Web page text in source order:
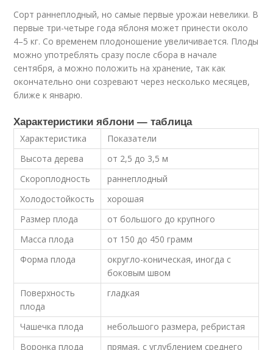
Сорт раннеплодный, но самые первые урожаи невелики. В
первые три-четыре года яблоня может принести около
4–5 кг. Со временем плодоношение увеличивается. Плоды
можно употреблять сразу после сбора в начале
сентября, а можно положить на хранение, так как
окончательно они созревают через несколько месяцев,
ближе к январю.
Характеристики яблони — таблица
Характеристика
Показатели
Высота дерева
от 2,5 до 3,5 м
Скороплодность
раннеплодный
Холодостойкость
хорошая
Размер плода
от большого до крупного
Масса плода
от 150 до 450 грамм
Форма плода
округло-коническая, иногда с
боковым швом
Поверхность
плода
гладкая
Чашечка плода
небольшого размера, ребристая
Воронка плода
прямая, с углублением среднего